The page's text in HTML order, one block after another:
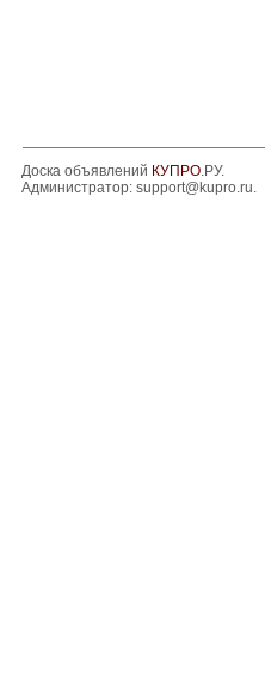
Доска объявлений КУПРО.РУ.
Администратор: support@kupro.ru.